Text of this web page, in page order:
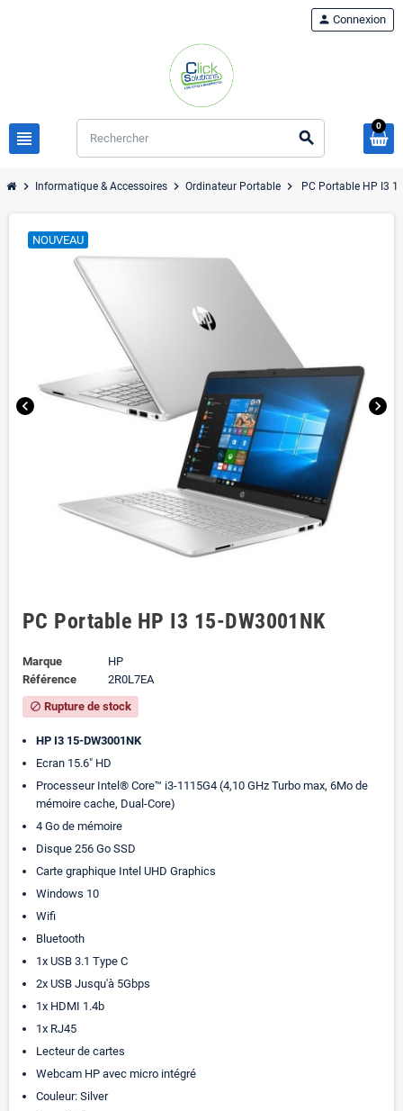
view_headline search
person Connexion
0
chevron_right Informatique & Accessoires chevron_right Ordinateur Portable chevron_right PC Portable HP I3
chevron_left chevron_right
NOUVEAU
PC Portable HP I3 15-DW3001NK
Marque
HP
Référence
2R0L7EA
block Rupture de stock
HP I3 15-DW3001NK
Ecran 15.6" HD
Processeur Intel® Core™ i3-1115G4 (4,10 GHz Turbo max, 6Mo de
mémoire cache, Dual-Core)
4 Go de mémoire
Disque 256 Go SSD
Carte graphique Intel UHD Graphics
Windows 10
Wifi
Bluetooth
1x USB 3.1 Type C
2x USB Jusqu'à 5Gbps
1x HDMI 1.4b
1x RJ45
Lecteur de cartes
Webcam HP avec micro intégré
Couleur: Silver